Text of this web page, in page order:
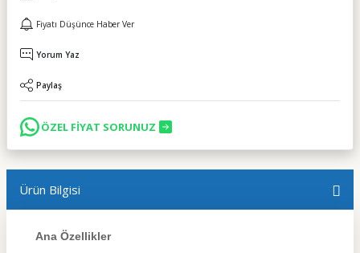
Fiyatı Düşünce Haber Ver
Yorum Yaz
Paylaş
ÖZEL FİYAT SORUNUZ
Ürün Bilgisi
Ana Özellikler